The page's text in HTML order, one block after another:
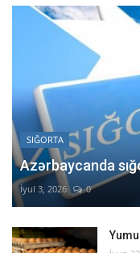
SIĞORTA
Azərbaycanda
İyul 3, 2026 0